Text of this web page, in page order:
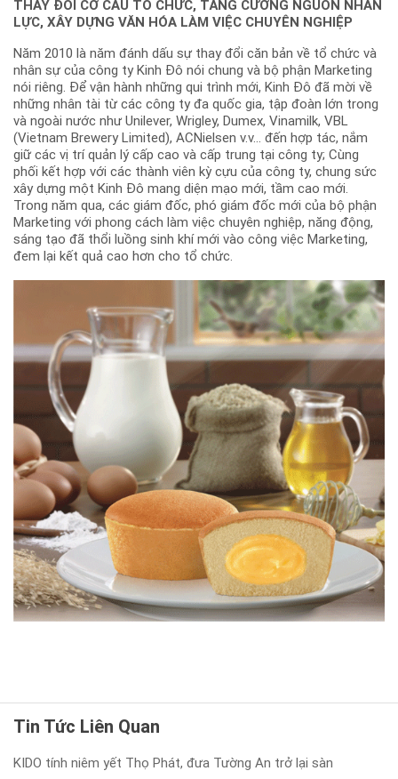
THAY ĐỔI CƠ CẤU TỔ CHỨC, TĂNG CƯỜNG NGUỒN NHÂN
LỰC, XÂY DỰNG VĂN HÓA LÀM VIỆC CHUYÊN NGHIỆP
Năm 2010 là năm đánh dấu sự thay đổi căn bản về tổ chức và
nhân sự của công ty Kinh Đô nói chung và bộ phận Marketing
nói riêng. Để vận hành những qui trình mới, Kinh Đô đã mời về
những nhân tài từ các công ty đa quốc gia, tập đoàn lớn trong
và ngoài nước như Unilever, Wrigley, Dumex, Vinamilk, VBL
(Vietnam Brewery Limited), ACNielsen v.v… đến hợp tác, nắm
giữ các vị trí quản lý cấp cao và cấp trung tại công ty; Cùng
phối kết hợp với các thành viên kỳ cựu của công ty, chung sức
xây dựng một Kinh Đô mang diện mạo mới, tầm cao mới.
Trong năm qua, các giám đốc, phó giám đốc mới của bộ phận
Marketing với phong cách làm việc chuyên nghiệp, năng động,
sáng tạo đã thổi luồng sinh khí mới vào công việc Marketing,
đem lại kết quả cao hơn cho tổ chức.
Tin Tức Liên Quan
KIDO tính niêm yết Thọ Phát, đưa Tường An trở lại sàn